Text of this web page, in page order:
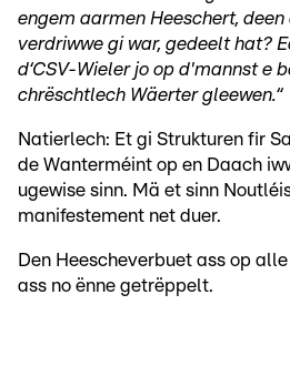
engem aarmen Heeschert,
verdriwwe gi war, gedeelt hat?
d‘CSV-Wieler jo op d'mannst e
chrëschtlech Wäerter gleewen.“
Natierlech: Et gi Strukturen fir
de Wanterméint op en Daach
ugewise sinn. Mä et sinn
manifestement net duer.
Den Heescheverbuet ass op
ass no ënne getrëppelt.